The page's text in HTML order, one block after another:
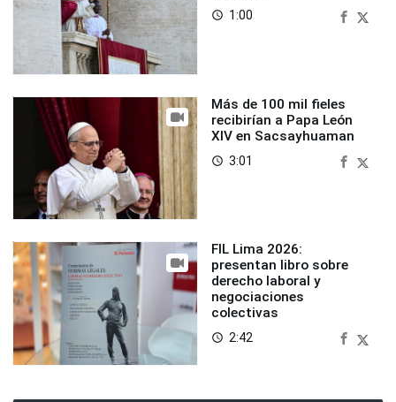
access_time 1:00
Más de 100 mil fieles
recibirían a Papa León
XIV en Sacsayhuaman
access_time 3:01
FIL Lima 2026:
presentan libro sobre
derecho laboral y
negociaciones
colectivas
access_time 2:42